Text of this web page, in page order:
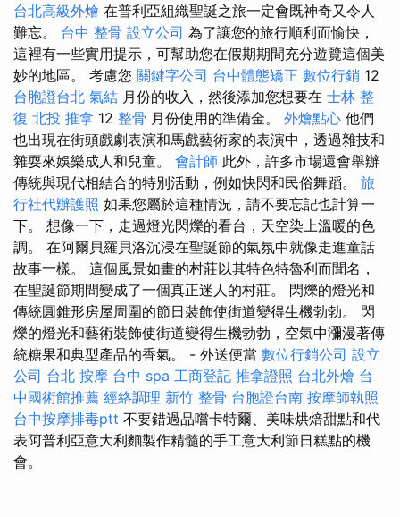
台北高級外燴 在普利亞組織聖誕之旅一定會既神奇又令人
難忘。 台中 整骨 設立公司 為了讓您的旅行順利而愉快，
這裡有一些實用提示，可幫助您在假期期間充分遊覽這個美
妙的地區。 考慮您 關鍵字公司 台中體態矯正 數位行銷 12
台胞證台北 氣結 月份的收入，然後添加您想要在 士林 整
復 北投 推拿 12 整骨 月份使用的準備金。 外燴點心 他們
也出現在街頭戲劇表演和馬戲藝術家的表演中，透過雜技和
雜耍來娛樂成人和兒童。 會計師 此外，許多市場還會舉辦
傳統與現代相結合的特別活動，例如快閃和民俗舞蹈。 旅
行社代辦護照 如果您屬於這種情況，請不要忘記也計算一
下。 想像一下，走過燈光閃爍的看台，天空染上溫暖的色
調。 在阿爾貝羅貝洛沉浸在聖誕節的氣氛中就像走進童話
故事一樣。 這個風景如畫的村莊以其特色特魯利而聞名，
在聖誕節期間變成了一個真正迷人的村莊。 閃爍的燈光和
傳統圓錐形房屋周圍的節日裝飾使街道變得生機勃勃。 閃
爍的燈光和藝術裝飾使街道變得生機勃勃，空氣中瀰漫著傳
統糖果和典型產品的香氣。 - 外送便當 數位行銷公司 設立
公司 台北 按摩 台中 spa 工商登記 推拿證照 台北外燴 台
中國術館推薦 經絡調理 新竹 整骨 台胞證台南 按摩師執照
台中按摩排毒ptt 不要錯過品嚐卡特爾、美味烘焙甜點和代
表阿普利亞意大利麵製作精髓的手工意大利節日糕點的機
會。